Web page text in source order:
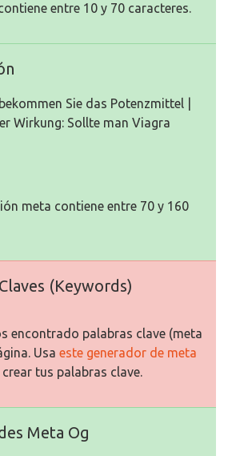
entre 10 y 70 caracteres.
Sie das Potenzmittel |
Wirkung: Sollte man Viagra
meta contiene entre 70 y 160
(Keywords)
encontrado palabras clave (meta
Usa este generador de meta
tus palabras clave.
Meta Og